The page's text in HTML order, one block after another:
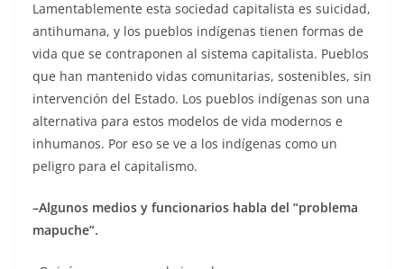
Lamentablemente esta sociedad capitalista es suicidad,
antihumana, y los pueblos indígenas tienen formas de
vida que se contraponen al sistema capitalista. Pueblos
que han mantenido vidas comunitarias, sostenibles, sin
intervención del Estado. Los pueblos indígenas son una
alternativa para estos modelos de vida modernos e
inhumanos. Por eso se ve a los indígenas como un
peligro para el capitalismo.
–Algunos medios y funcionarios habla del “problema
mapuche”.